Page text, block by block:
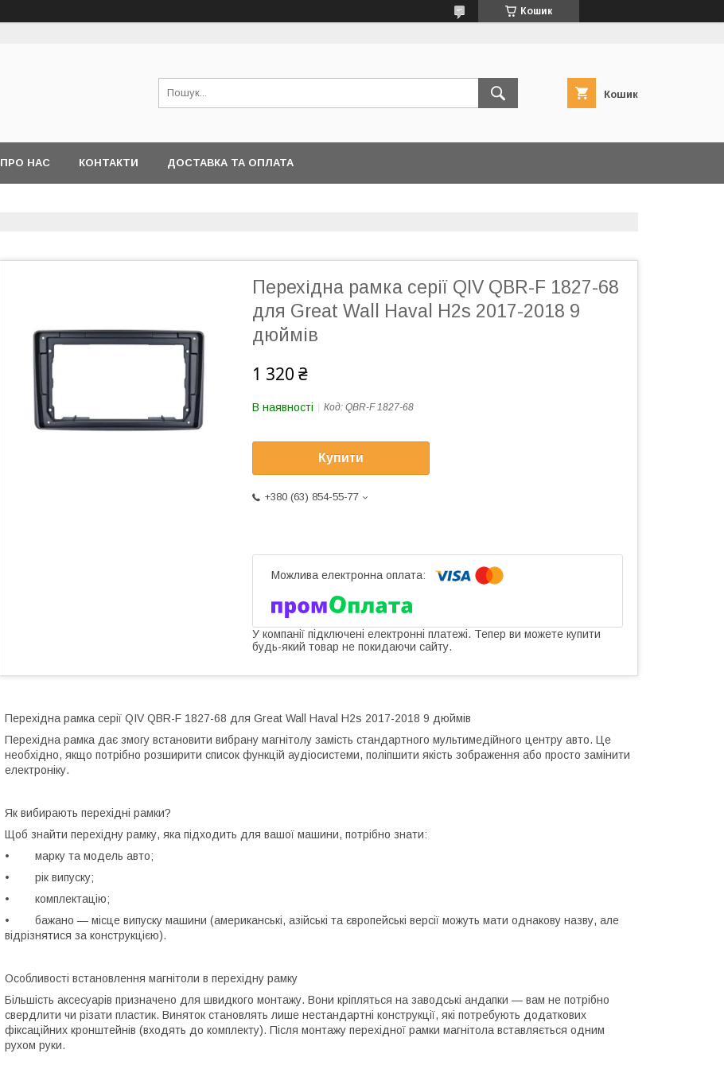
Кошик
Кошик
ПРО НАС КОНТАКТИ ДОСТАВКА ТА ОПЛАТА
Перехідна рамка серії QIV QBR-F 1827-68
для Great Wall Haval H2s 2017-2018 9
дюймів
1 320 ₴
В наявності Код: QBR-F 1827-68
Купити
+380 (63) 854-55-77
У компанії підключені електронні платежі. Тепер ви можете купити
будь-який товар не покидаючи сайту.
Перехідна рамка серії QIV QBR-F 1827-68 для Great Wall Haval H2s 2017-2018 9 дюймів
Перехідна рамка дає змогу встановити вибрану магнітолу замість стандартного мультимедійного центру авто. Це
необхідно, якщо потрібно розширити список функцій аудіосистеми, поліпшити якість зображення або просто замінити
електроніку.
Як вибирають перехідні рамки?
Щоб знайти перехідну рамку, яка підходить для вашої машини, потрібно знати:
• марку та модель авто;
• рік випуску;
• комплектацію;
• бажано — місце випуску машини (американські, азійські та європейські версії можуть мати однакову назву, але
відрізнятися за конструкцією).
Особливості встановлення магнітоли в перехідну рамку
Більшість аксесуарів призначено для швидкого монтажу. Вони кріпляться на заводські андапки — вам не потрібно
свердлити чи різати пластик. Виняток становлять лише нестандартні конструкції, які потребують додаткових
фіксаційних кронштейнів (входять до комплекту). Після монтажу перехідної рамки магнітола вставляється одним
рухом руки.